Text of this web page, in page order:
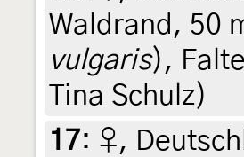
Waldrand, 50
vulgaris),
Tina Schulz)
17: ♀,